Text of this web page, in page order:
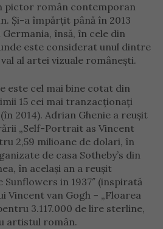
pictor român contemporan
Și-a împărțit până în 2013
însă, în cele din
este considerat unul dintre
al artei vizuale românești.
este cel mai bine cotat din
15 cei mai tranzacţionaţi
2014). Adrian Ghenie a reuşit
„Self-Portrait as Vincent
2,59 milioane de dolari, în
de casa Sotheby’s din
în acelaşi an a reuşit
in 1937″ (inspirată
Vincent van Gogh – „Floarea
3.117.000 de lire sterline,
artistul român.